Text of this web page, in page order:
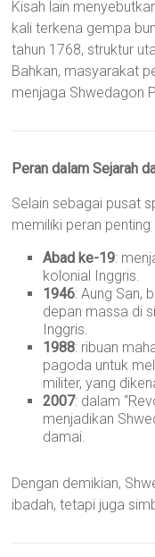
Kisah lain
kali terkena gempa
tahun 1768, struktur
Bahkan, masyarakat
menjaga Shwedagon
Peran dalam Sejarah
Selain sebagai pusat
memiliki peran
Abad ke-19:
kolonial Inggris.
1946: Aung San,
depan massa di
Inggris.
1988: ribuan
pagoda untuk
militer, yang
2007: dalam
menjadikan
damai.
Dengan demikian,
ibadah, tetapi juga